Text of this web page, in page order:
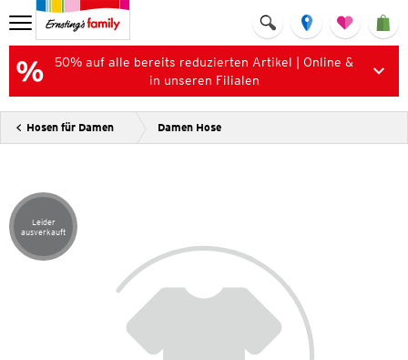
50% auf alle bereits reduzierten Artikel | Online &
in unseren Filialen
Hosen für Damen Damen Hose
Artikel leider ausverkauft
Leider
ausverkauft